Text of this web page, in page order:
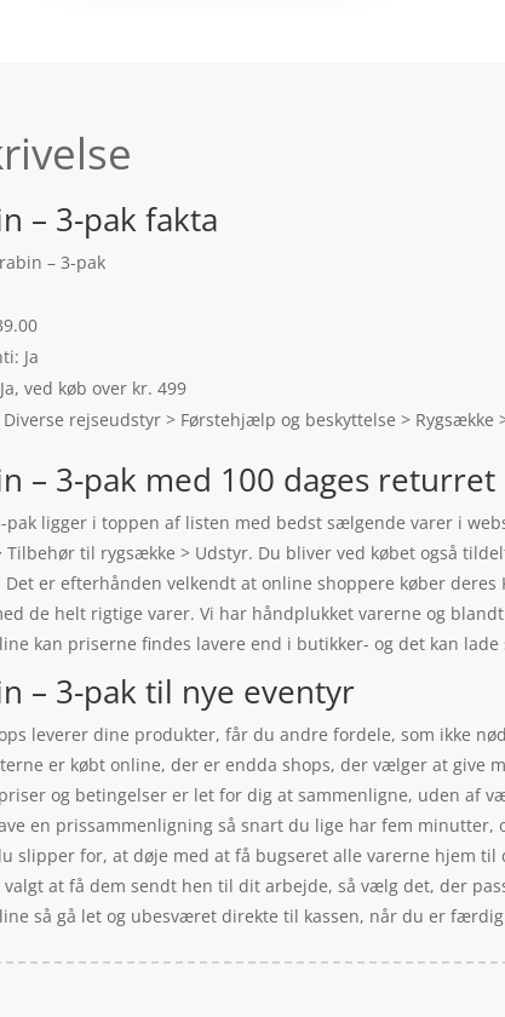
– 3-pak fakta
– 3-pak
Ja
ved køb over kr. 499
Diverse rejseudstyr > Førstehjælp og beskyttelse >
– 3-pak med 100 dages returret
pak ligger i toppen af listen med bedst sælgende varer i
Tilbehør til rygsække > Udstyr. Du bliver ved købet også
Det er efterhånden velkendt at online shoppere køber
de helt rigtige varer. Vi har håndplukket varerne og
kan priserne findes lavere end i butikker- og det kan
– 3-pak til nye eventyr
leverer dine produkter, får du andre fordele, som ikke
er købt online, der er endda shops, der vælger at give
og betingelser er let for dig at sammenligne, uden
en prissammenligning så snart du lige har fem
slipper for, at døje med at få bugseret alle varerne hjem til
valgt at få dem sendt hen til dit arbejde, så vælg det, der
så gå let og ubesværet direkte til kassen, når du er